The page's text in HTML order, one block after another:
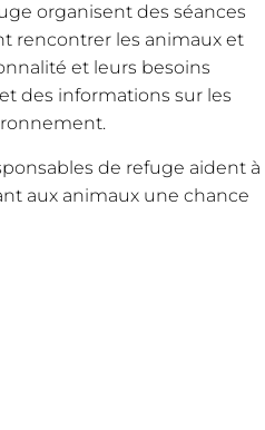
organisent des séances
rencontrer les animaux et
et leurs besoins
des informations sur les
de refuge aident à
aux animaux une chance